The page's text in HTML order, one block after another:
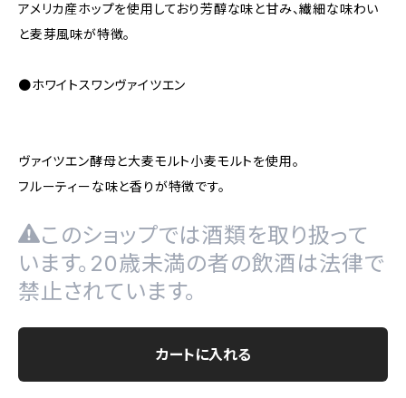
アメリカ産ホップを使用しており芳醇な味と甘み、繊細な味わい
と麦芽風味が特徴。
●ホワイトスワンヴァイツエン
ヴァイツエン酵母と大麦モルト小麦モルトを使用。
フルーティーな味と香りが特徴です。
このショップでは酒類を取り扱って
います。20歳未満の者の飲酒は法律で
禁止されています。
カートに入れる